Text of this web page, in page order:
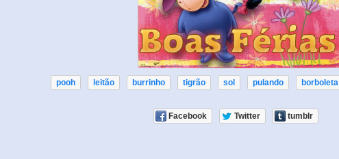
pooh leitão burrinho tigrão sol pulando borboleta
Facebook Twitter tumblr